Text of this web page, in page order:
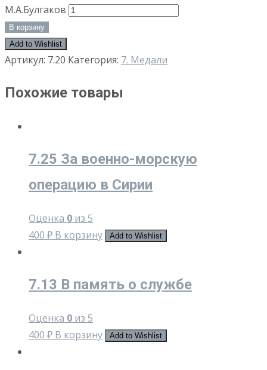
М.А.Булгаков
В корзину
Add to Wishlist
Артикул: 7.20 Категория: 7. Медали
Похожие товары
7.25 За военно-морскую
операцию в Сирии
Оценка 0 из 5
400 ₽ В корзину Add to Wishlist
7.13 В память о службе
Оценка 0 из 5
400 ₽ В корзину Add to Wishlist